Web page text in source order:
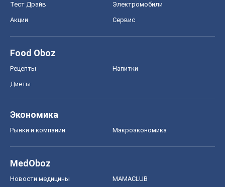
Тест Драйв Электромобили
Акции Сервис
Food Oboz
Рецепты Напитки
Диеты
Экономика
Рынки и компании Mакроэкономика
MedOboz
Новости медицины MAMACLUB